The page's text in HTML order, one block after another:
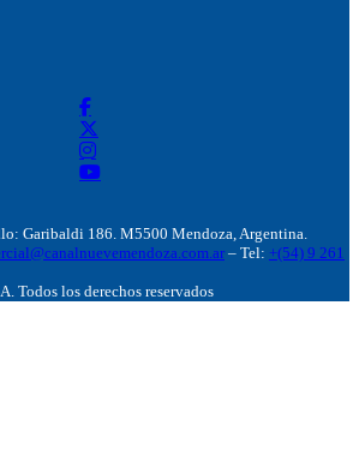
Garibaldi 186. M5500 Mendoza, Argentina.
– Tel: +(54) 9 261
Todos los derechos reservados